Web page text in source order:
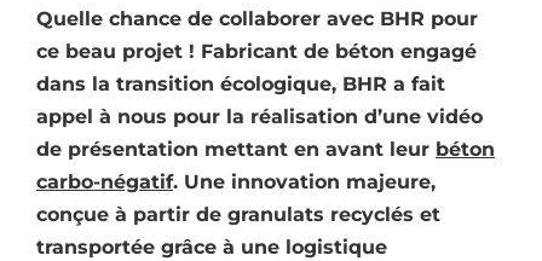
Quelle chance de collaborer avec BHR pour
ce beau projet ! Fabricant de béton engagé
dans la transition écologique, BHR a fait
appel à nous pour la réalisation d’une vidéo
de présentation mettant en avant leur béton
carbo-négatif. Une innovation majeure,
conçue à partir de granulats recyclés et
transportée grâce à une logistique